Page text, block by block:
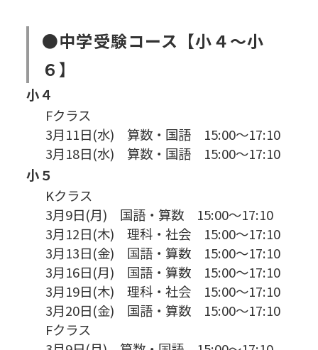
●中学受験コース【小４～小
６】
小４
Fクラス
3月11日(水) 算数・国語 15:00～17:10
3月18日(水) 算数・国語 15:00～17:10
小５
Kクラス
3月9日(月) 国語・算数 15:00～17:10
3月12日(木) 理科・社会 15:00～17:10
3月13日(金) 国語・算数 15:00～17:10
3月16日(月) 国語・算数 15:00～17:10
3月19日(木) 理科・社会 15:00～17:10
3月20日(金) 国語・算数 15:00～17:10
Fクラス